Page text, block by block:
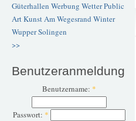
Güterhallen Werbung WetterPublic
ArtKunstAm Wegesrand Winter
WupperSolingen
>>
Benutzeranmeldung
Benutzername: *
Passwort: *